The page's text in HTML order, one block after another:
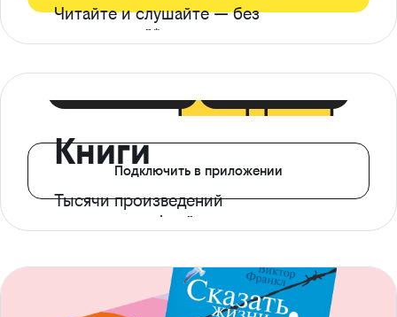
Читайте и слушайте — без
ограничений*
Книги
Тысячи произведений
с доступом офлайн
Подключить в приложении